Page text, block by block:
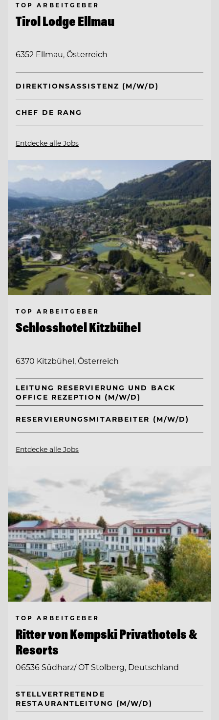
TOP ARBEITGEBER
Tirol Lodge Ellmau
6352 Ellmau, Österreich
DIREKTIONSASSISTENZ (M/W/D)
CHEF DE RANG
Entdecke alle Jobs
TOP ARBEITGEBER
Schlosshotel Kitzbühel
6370 Kitzbühel, Österreich
LEITUNG RESERVIERUNG UND BACK
OFFICE REZEPTION (M/W/D)
RESERVIERUNGSMITARBEITER (M/W/D)
Entdecke alle Jobs
TOP ARBEITGEBER
Ritter von Kempski Privathotels &
Resorts
06536 Südharz/ OT Stolberg, Deutschland
STELLVERTRETENDE
RESTAURANTLEITUNG (M/W/D)